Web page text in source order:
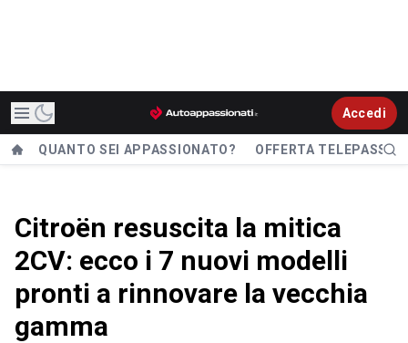
Accedi
QUANTO SEI APPASSIONATO? OFFERTA TELEPASS
Citroën resuscita la mitica
2CV: ecco i 7 nuovi modelli
pronti a rinnovare la vecchia
gamma